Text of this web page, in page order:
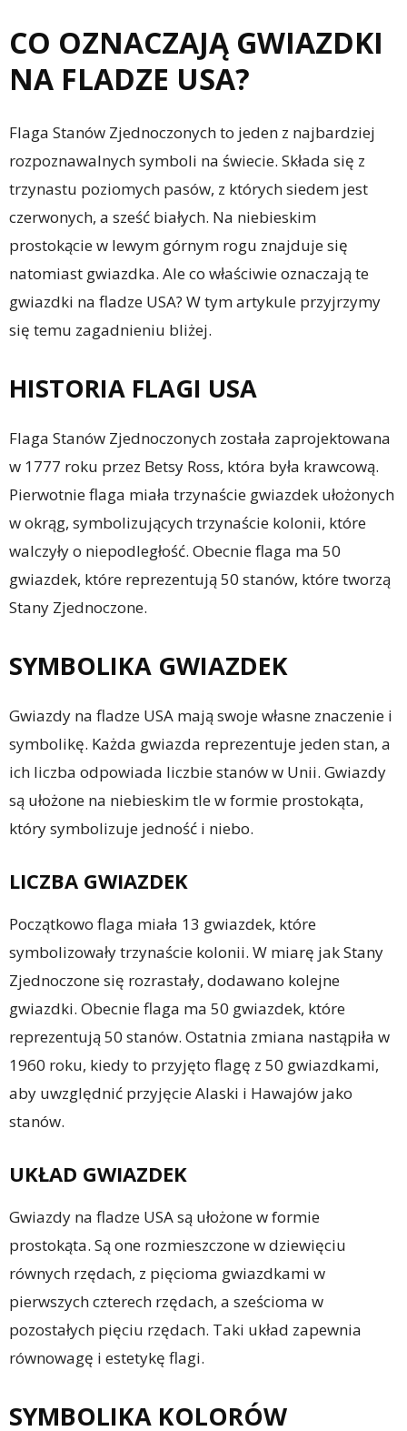
CO OZNACZAJĄ GWIAZDKI
NA FLADZE USA?
Flaga Stanów Zjednoczonych to jeden z najbardziej
rozpoznawalnych symboli na świecie. Składa się z
trzynastu poziomych pasów, z których siedem jest
czerwonych, a sześć białych. Na niebieskim
prostokącie w lewym górnym rogu znajduje się
natomiast gwiazdka. Ale co właściwie oznaczają te
gwiazdki na fladze USA? W tym artykule przyjrzymy
się temu zagadnieniu bliżej.
HISTORIA FLAGI USA
Flaga Stanów Zjednoczonych została zaprojektowana
w 1777 roku przez Betsy Ross, która była krawcową.
Pierwotnie flaga miała trzynaście gwiazdek ułożonych
w okrąg, symbolizujących trzynaście kolonii, które
walczyły o niepodległość. Obecnie flaga ma 50
gwiazdek, które reprezentują 50 stanów, które tworzą
Stany Zjednoczone.
SYMBOLIKA GWIAZDEK
Gwiazdy na fladze USA mają swoje własne znaczenie i
symbolikę. Każda gwiazda reprezentuje jeden stan, a
ich liczba odpowiada liczbie stanów w Unii. Gwiazdy
są ułożone na niebieskim tle w formie prostokąta,
który symbolizuje jedność i niebo.
LICZBA GWIAZDEK
Początkowo flaga miała 13 gwiazdek, które
symbolizowały trzynaście kolonii. W miarę jak Stany
Zjednoczone się rozrastały, dodawano kolejne
gwiazdki. Obecnie flaga ma 50 gwiazdek, które
reprezentują 50 stanów. Ostatnia zmiana nastąpiła w
1960 roku, kiedy to przyjęto flagę z 50 gwiazdkami,
aby uwzględnić przyjęcie Alaski i Hawajów jako
stanów.
UKŁAD GWIAZDEK
Gwiazdy na fladze USA są ułożone w formie
prostokąta. Są one rozmieszczone w dziewięciu
równych rzędach, z pięcioma gwiazdkami w
pierwszych czterech rzędach, a sześcioma w
pozostałych pięciu rzędach. Taki układ zapewnia
równowagę i estetykę flagi.
SYMBOLIKA KOLORÓW